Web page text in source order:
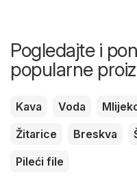
Pogledajte i
popularne
Kava Voda
Žitarice
Breskva
Pileći file